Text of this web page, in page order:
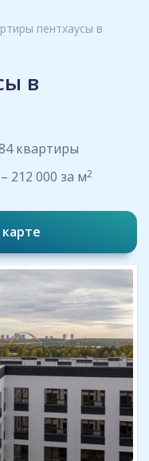
пентхаусы в
в
квартиры
212 000 за м2